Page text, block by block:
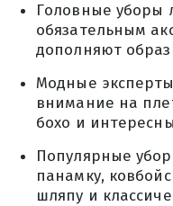
Головные уборы
обязательным
дополняют
Модные
внимание на
бохо и
Популярные
панамку,
шляпу и